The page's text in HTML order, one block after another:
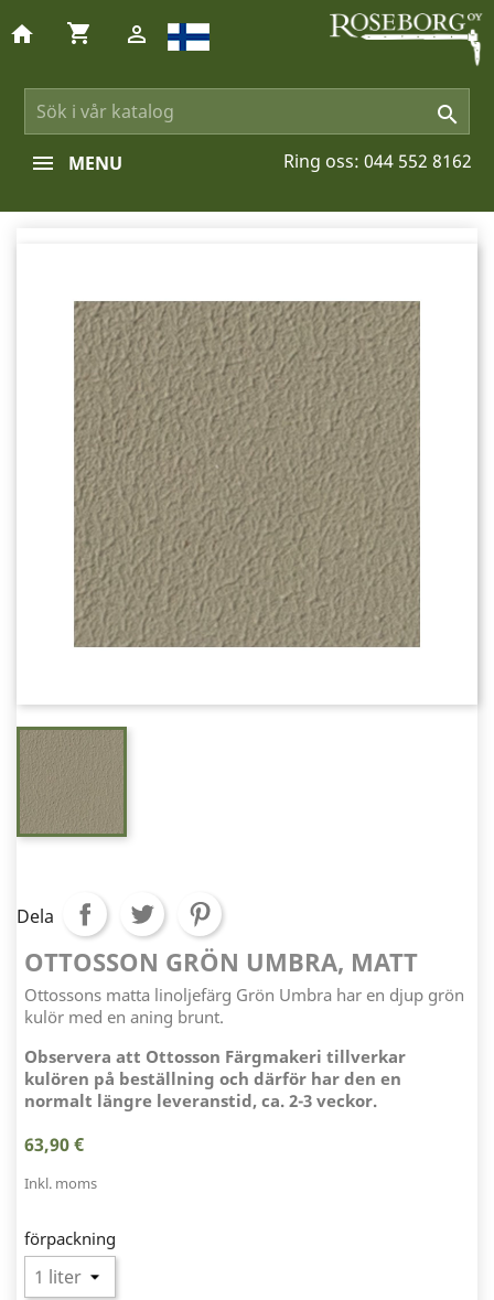

home shopping_cart 
Ring oss: 044 552 8162
MENU
Dela
OTTOSSON GRÖN UMBRA, MATT
Ottossons matta linoljefärg Grön Umbra har en djup grön
kulör med en aning brunt.
Observera att Ottosson Färgmakeri tillverkar
kulören på beställning och därför har den en
normalt längre leveranstid, ca. 2-3 veckor.
63,90 €
Inkl. moms
förpackning